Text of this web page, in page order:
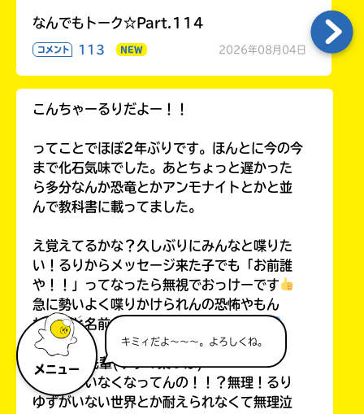
メニュー
キミィだよ～～～。よろしくね。
なんでもトーク☆Part.114
コメント 113 NEW 2026年08月04日
こんちゃーるりだよー！！
ってことでほぼ2年ぶりです。ほんとに今の今
まで化石気味でした。あとちょっと遅かった
ら多分なんか恐竜とかアンモナイトとかと並
んで教科書に載ってました。
え覚えてるかな？久しぶりにみんなと喋りた
い！るりからメッセージ来た子でも「お前誰
や！！」ってなったら無視でおっけーです
急に勢いよく喋りかけられんの恐怖やもん
ね。あと名前も昔のままやったらごめん
ゆず葉先輩(ゆずの葉っぱ)
えなんでいなくなってんの！！？無理！るり
ゆずがいない世界とか耐えられなくて無理泣